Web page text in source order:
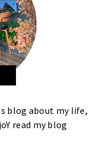
blog about my life,
read my blog